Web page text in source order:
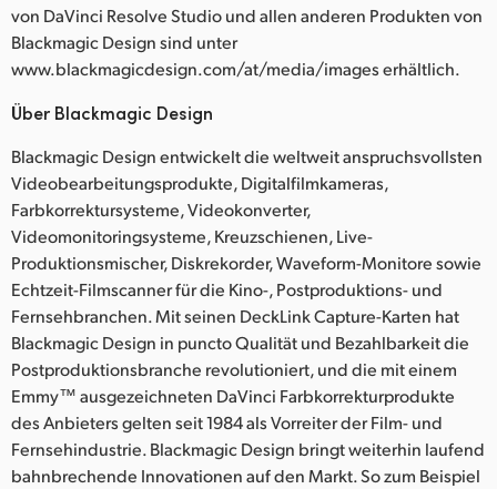
von DaVinci Resolve Studio und allen anderen Produkten von
Blackmagic Design sind unter
www.blackmagicdesign.com/at/media/images erhältlich.
Über Blackmagic Design
Blackmagic Design entwickelt die weltweit anspruchsvollsten
Videobearbeitungsprodukte, Digitalfilmkameras,
Farbkorrektursysteme, Videokonverter,
Videomonitoringsysteme, Kreuzschienen, Live-
Produktionsmischer, Diskrekorder, Waveform-Monitore sowie
Echtzeit-Filmscanner für die Kino-, Postproduktions- und
Fernsehbranchen. Mit seinen DeckLink Capture-Karten hat
Blackmagic Design in puncto Qualität und Bezahlbarkeit die
Postproduktionsbranche revolutioniert, und die mit einem
Emmy™ ausgezeichneten DaVinci Farbkorrekturprodukte
des Anbieters gelten seit 1984 als Vorreiter der Film- und
Fernsehindustrie. Blackmagic Design bringt weiterhin laufend
bahnbrechende Innovationen auf den Markt. So zum Beispiel